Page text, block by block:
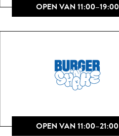
OPEN VAN 11:00–19:00
OPEN VAN 11:00–21:00